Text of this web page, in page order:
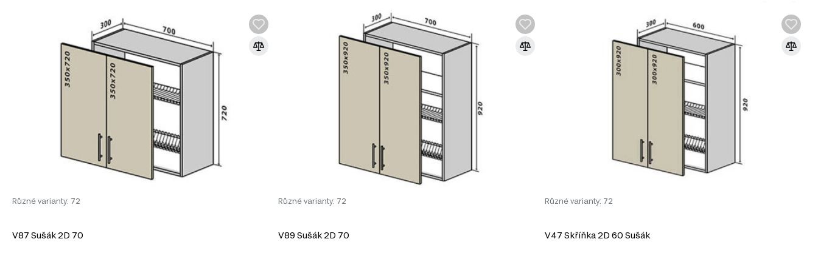
světle-olivová
Charakteristiky, vlastnosti a výhody
Talíř a dřevotříska. Tento materiál je známý svou odolností a snadnou údržbou, což zajišťuje dlouhou životnost skříňky.
Malovaná a laminovaná. Tato úprava nejen zvyšuje estetický vzhled, ale také chrání skříňku před poškrábáním a vlhkostí.
Šířka 60 cm, výška 46 cm, hloubka 30 cm. Tyto rozměry jsou ideální pro umístění nad digestoř, čímž efektivně využívají prostor ve vaší kuchyni.
Moderní a elegantní vzhled, který se hodí do různých stylů kuchyní. Skříňka přináší do vaší kuchyně nejen funkčnost, ale i estetiku.
Korpus č. 50 v 600*460 Luxe, 1 ks
Různé varianty: 72
V87 Sušák 2D 70
Různé varianty: 72
V89 Sušák 2D 70
Různé varianty: 72
V47 Skříňka 2D 60 Sušák